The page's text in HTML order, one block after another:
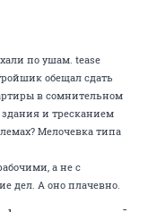
по ушам. tease
обещал сдать
в сомнительном
и тресканием
Мелочевка типа
а не с
дел. А оно плачевно.